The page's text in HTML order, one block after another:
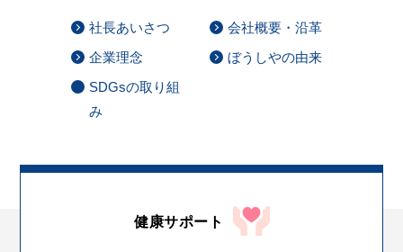
社長あいさつ
会社概要・沿革
企業理念
ぼうしやの由来
SDGsの取り組
み
健康サポート